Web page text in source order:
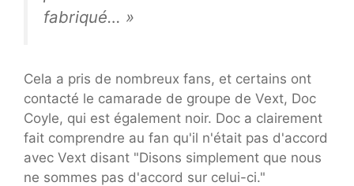
fabriqué… »
Cela a pris de nombreux fans, et certains ont
contacté le camarade de groupe de Vext, Doc
Coyle, qui est également noir. Doc a clairement
fait comprendre au fan qu'il n'était pas d'accord
avec Vext disant "Disons simplement que nous
ne sommes pas d'accord sur celui-ci."